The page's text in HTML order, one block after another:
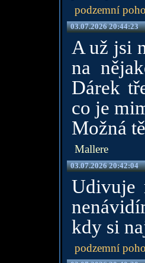
podzemní
03.07.2026 20:44:23
A už jsi
na
Dárek
co je
Možná
Mallere
03.07.2026 20:42:04
Udivuje
kdy si
podzemní